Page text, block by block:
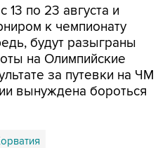
13 по 23 августа и
к чемпионату
будут разыграны
на Олимпийские
за путевки на ЧМ
вынуждена бороться